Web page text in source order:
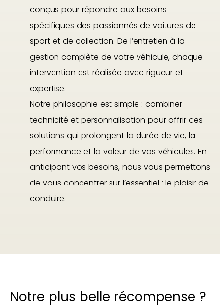
conçus pour répondre aux besoins
spécifiques des passionnés de voitures de
sport et de collection. De l’entretien à la
gestion complète de votre véhicule, chaque
intervention est réalisée avec rigueur et
expertise.
Notre philosophie est simple : combiner
technicité et personnalisation pour offrir des
solutions qui prolongent la durée de vie, la
performance et la valeur de vos véhicules. En
anticipant vos besoins, nous vous permettons
de vous concentrer sur l’essentiel : le plaisir de
conduire.
Notre plus belle récompense ?